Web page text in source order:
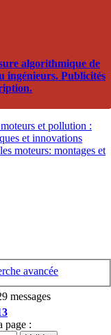
algorithmique de
ingénieurs. Publicités
et pollution :
et innovations
moteurs: montages et
avancée
messages
page :